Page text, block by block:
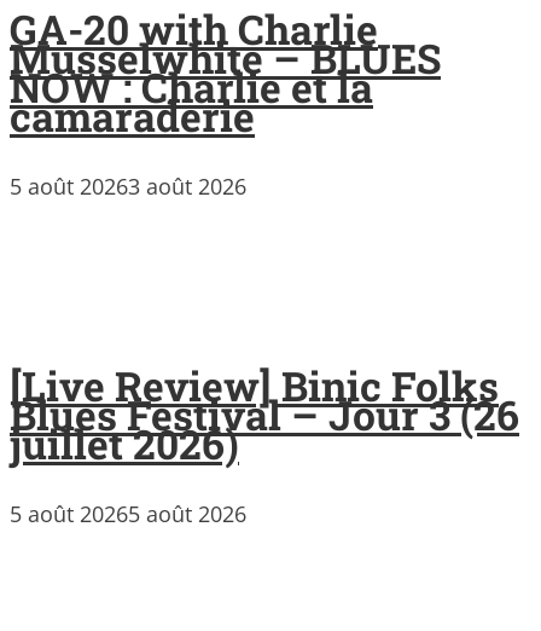
GA-20 with Charlie
Musselwhite – BLUES
NOW : Charlie et la
camaraderie
5 août 20263 août 2026
[Live Review] Binic Folks
Blues Festival – Jour 3 (26
juillet 2026)
5 août 20265 août 2026